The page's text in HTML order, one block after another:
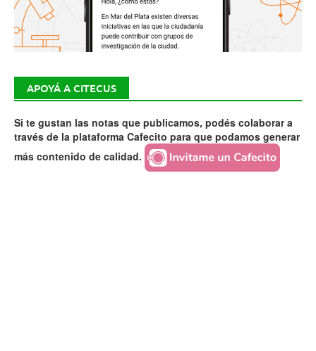
APOYÁ A CITECUS
Si te gustan las notas que publicamos, podés colaborar a
través de la plataforma Cafecito para que podamos generar
más contenido de calidad.